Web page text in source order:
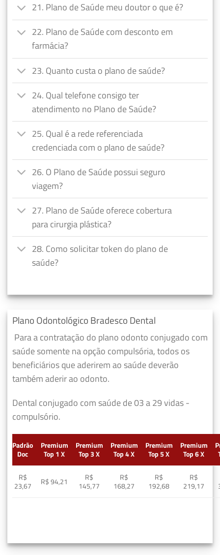
21. Plano de Saúde meu doutor o que é?
22. Plano de Saúde com desconto em
farmácia?
23. Quanto custa o plano de saúde?
24. Qual telefone consigo ter
atendimento no Plano de Saúde?
25. Qual é a rede referenciada
credenciada com o plano de saúde?
26. O Plano de Saúde possui seguro
viagem?
27. Plano de Saúde oferece cobertura
para cirurgia plástica?
28. Como solicitar token do plano de
saúde?
Plano Odontológico Bradesco Dental
Para a contratação do plano odonto conjugado com
saúde somente na opção compulsória, todos os
beneficiários que aderirem ao saúde deverão
também aderir ao odonto.
Dental conjugado com saúde de 03 a 29 vidas -
compulsório.
Padrão
Doc
Premium
Top 1 X
Premium
Top 3 X
Premium
Top 4 X
Premium
Top 5 X
Premium
Top 6 X
R$
23,67
R$ 94,21
R$
145,77
R$
168,27
R$
192,68
R$
219,17